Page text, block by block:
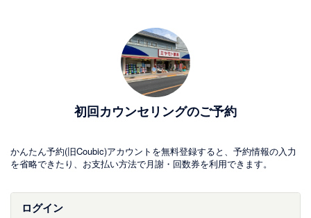
初回カウンセリングのご予約
かんたん予約(旧Coubic)アカウントを無料登録すると、予約情報の入力
を省略できたり、お支払い方法で月謝・回数券を利用できます。
ログイン